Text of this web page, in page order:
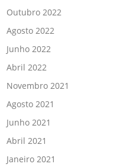
Outubro 2022
Agosto 2022
Junho 2022
Abril 2022
Novembro 2021
Agosto 2021
Junho 2021
Abril 2021
Janeiro 2021